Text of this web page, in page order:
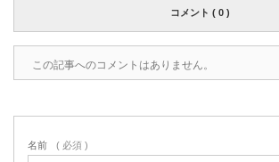
コメント ( 0 )
この記事へのコメントはありません。
名前 ( 必須 )